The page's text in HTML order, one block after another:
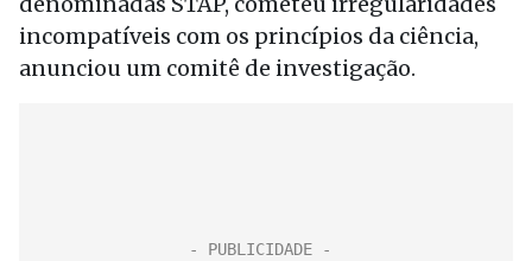
incompatíveis com os princípios da ciência,
anunciou um comitê de investigação.